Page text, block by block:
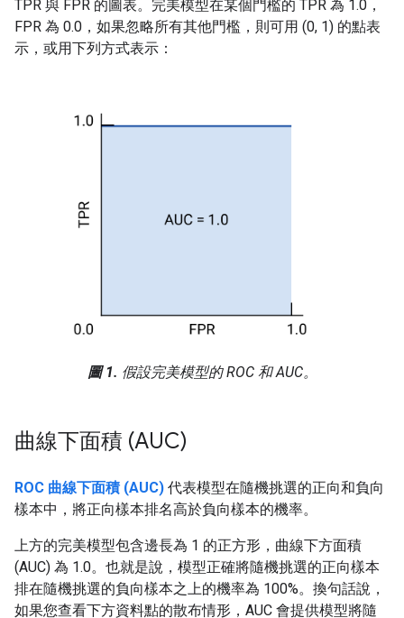
TPR 與 FPR 的圖表。完美模型在某個門檻的 TPR 為 1.0，
FPR 為 0.0，如果忽略所有其他門檻，則可用 (0, 1) 的點表
示，或用下列方式表示：
圖 1. 假設完美模型的 ROC 和 AUC。
曲線下面積 (AUC)
ROC 曲線下面積 (AUC) 代表模型在隨機挑選的正向和負向
樣本中，將正向樣本排名高於負向樣本的機率。
上方的完美模型包含邊長為 1 的正方形，曲線下方面積
(AUC) 為 1.0。也就是說，模型正確將隨機挑選的正向樣本
排在隨機挑選的負向樣本之上的機率為 100%。換句話說，
如果您查看下方資料點的散布情形，AUC 會提供模型將隨